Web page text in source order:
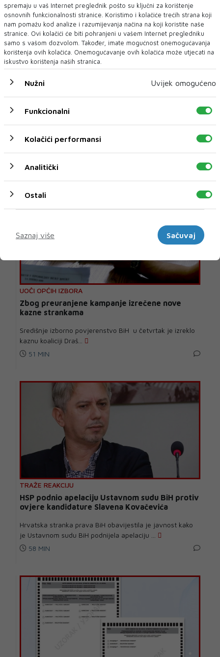
U novom broju pročitajte
BIH
UOČI OPĆIH IZBORA
Zbog preuranjene kampanje izrečene nove
kazne strankama
Središnje izborno povjerenstvo BiH u četvrtak je izreklo
kaznu koaliciji Draš...
51 MIN
TRAŽE REAKCIJU
HSP podnio apelaciju Ustavnom sudu BiH protiv
ovjere kandidature Slavena Kovačevića
Hrvatska stranka prava BiH obavijestila je javnost kako
je Ustavnom sudu BiH podnijela apelaciju ...
58 MIN
spremaju u vaš Internet preglednik pošto su ključni za korištenje
osnovnih funkcionalnosti stranice. Koristimo i kolačiće trećih strana koji
nam pomažu kod analize i razumijevanja načina na koji koristite naše
stranice. Ovi kolačići će biti pohranjeni u vašem Internet pregledniku
samo s vašom dozvolom. Također, imate mogućnost onemogućavanja
korištenja ovih kolačića. Onemogućavanje ovih kolačića može utjecati na
iskustvo korištenja naših stranica.
Nužni Uvijek omogućeno
Funkcionalni
Kolačići performansi
Analitički
Ostali
Saznaj više
Sačuvaj